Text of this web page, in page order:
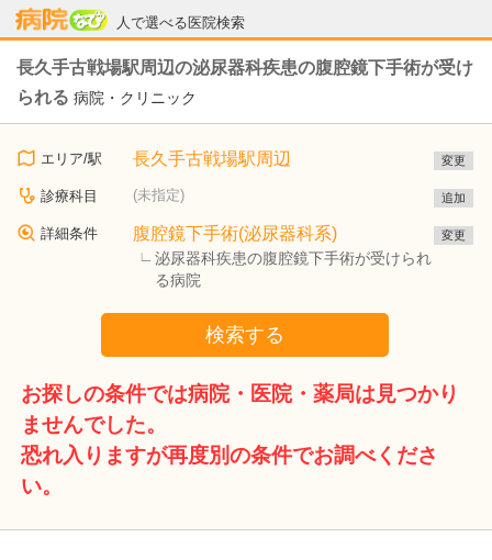
人で選べる医院検索
病院なび
長久手古戦場駅周辺の泌尿器科疾患の腹腔鏡下手術が受け
られる 病院・クリニック
エリア/駅 長久手古戦場駅周辺 変更
診療科目 (未指定) 追加
詳細条件 腹腔鏡下手術(泌尿器科系)
泌尿器科疾患の腹腔鏡下手術が受けられ
る病院
変更
検索する
お探しの条件では病院・医院・薬局は見つかり
ませんでした。
恐れ入りますが再度別の条件でお調べくださ
い。